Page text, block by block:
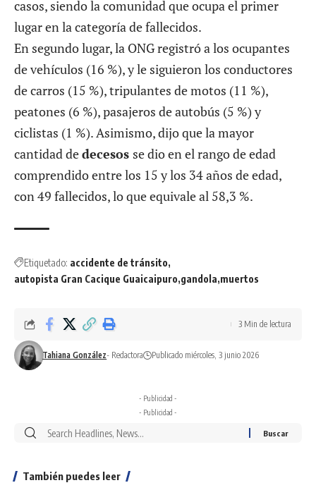
casos, siendo la comunidad que ocupa el primer
lugar en la categoría de fallecidos.
En segundo lugar, la ONG registró a los ocupantes
de vehículos (16 %), y le siguieron los conductores
de carros (15 %), tripulantes de motos (11 %),
peatones (6 %), pasajeros de autobús (5 %) y
ciclistas (1 %). Asimismo, dijo que la mayor
cantidad dedecesos se dio en el rango de edad
comprendido entre los 15 y los 34 años de edad,
con 49 fallecidos, lo que equivale al 58,3 %.
Etiquetado: accidente de tránsito
autopista Gran Cacique Guaicaipuro gandola muertos
Tahiana González- Redactora Publicado miércoles, 3 junio 2026
3 Min de lectura
- Publicidad -
- Publicidad -
También puedes leer